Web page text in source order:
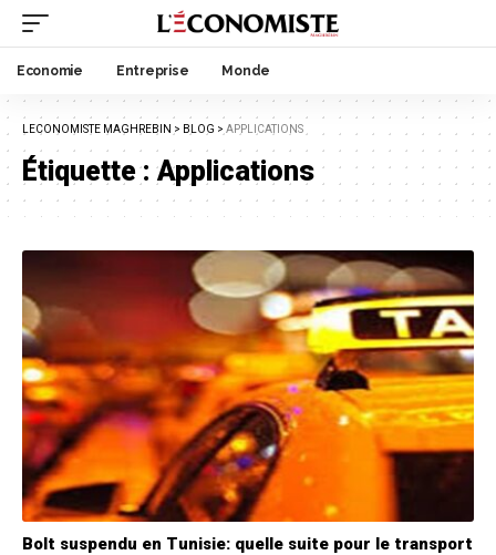
Economie Entreprise Monde
LECONOMISTE MAGHREBIN > BLOG > APPLICATIONS
Étiquette :Applications
Bolt suspendu en Tunisie: quelle suite pour le transport